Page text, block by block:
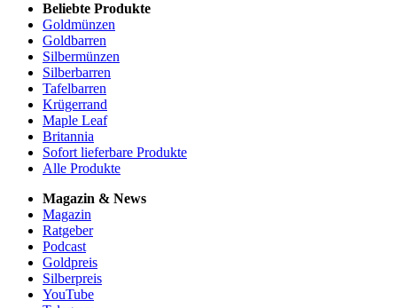
Beliebte Produkte
Goldmünzen
Goldbarren
Silbermünzen
Silberbarren
Tafelbarren
Krügerrand
Maple Leaf
Britannia
Sofort lieferbare Produkte
Alle Produkte
Magazin & News
Magazin
Ratgeber
Podcast
Goldpreis
Silberpreis
YouTube